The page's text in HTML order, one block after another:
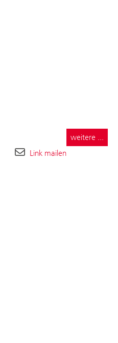
weitere ...
Link mailen